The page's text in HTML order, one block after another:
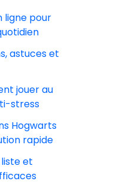
ligne pour
astuces et
jouer au
stress
Hogwarts
rapide
et